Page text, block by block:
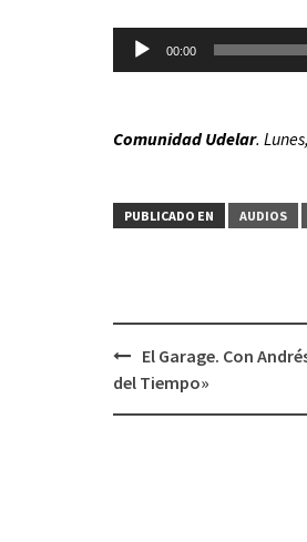
de
audio
00:00
Comunidad Udelar.
PUBLICADO EN AUDIOS
Navegación
El Garage. Con
del Tiempo»